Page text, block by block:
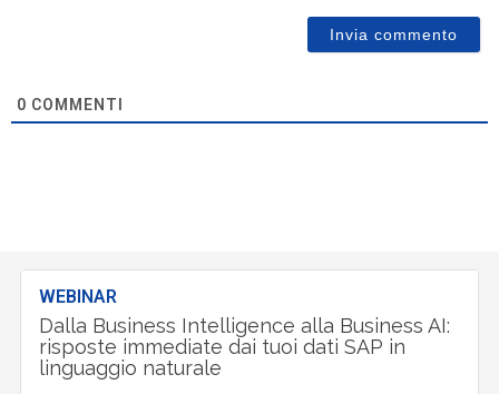
0 COMMENTI
WEBINAR
Dalla Business Intelligence alla Business AI:
risposte immediate dai tuoi dati SAP in
linguaggio naturale